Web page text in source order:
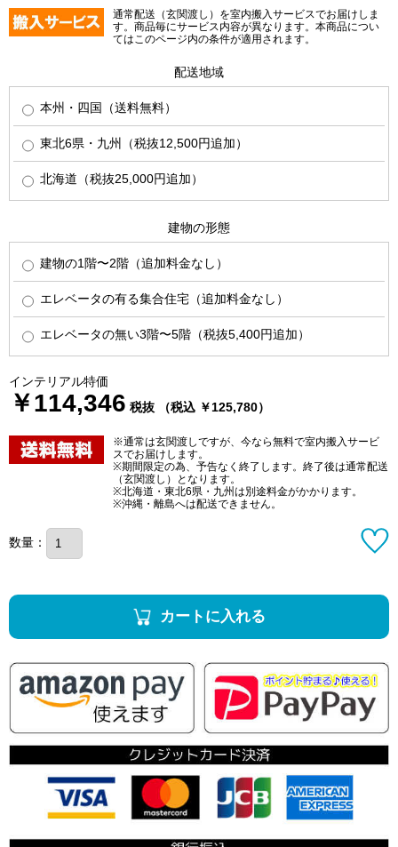
通常配送（玄関渡し）を室内搬入サービスでお届けしま
す。商品毎にサービス内容が異なります。本商品につい
てはこのページ内の条件が適用されます。
配送地域
本州・四国（送料無料）
東北6県・九州（税抜12,500円追加）
北海道（税抜25,000円追加）
建物の形態
建物の1階〜2階（追加料金なし）
エレベータの有る集合住宅（追加料金なし）
エレベータの無い3階〜5階（税抜5,400円追加）
インテリアル特価
￥114,346 税抜 （税込 ￥125,780）
※通常は玄関渡しですが、今なら無料で室内搬入サービ
スでお届けします。
※期間限定の為、予告なく終了します。終了後は通常配送
（玄関渡し）となります。
※北海道・東北6県・九州は別途料金がかかります。
※沖縄・離島へは配送できません。
数量：
カートに入れる